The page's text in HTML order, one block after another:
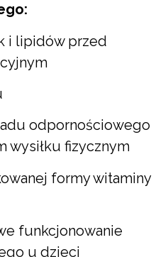
i lipidów przed
odpornościowego
wysiłku fizycznym
formy witaminy
funkcjonowanie
u dzieci